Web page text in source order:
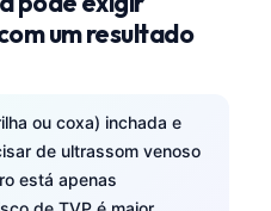
um resultado
ou coxa) inchada e
de ultrassom venoso
está apenas